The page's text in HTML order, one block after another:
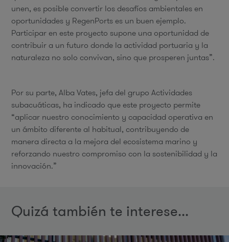
unen, es posible convertir los desafíos ambientales en
oportunidades y RegenPorts es un buen ejemplo.
Participar en este proyecto supone una oportunidad de
contribuir a un futuro donde la actividad portuaria y la
naturaleza no solo convivan, sino que prosperen juntas”.
Por su parte, Alba Vates, jefa del grupo Actividades
subacuáticas, ha indicado que este proyecto permite
“aplicar nuestro conocimiento y capacidad operativa en
un ámbito diferente al habitual, contribuyendo de
manera directa a la mejora del ecosistema marino y
reforzando nuestro compromiso con la sostenibilidad y la
innovación.”
Quizá también te interese...